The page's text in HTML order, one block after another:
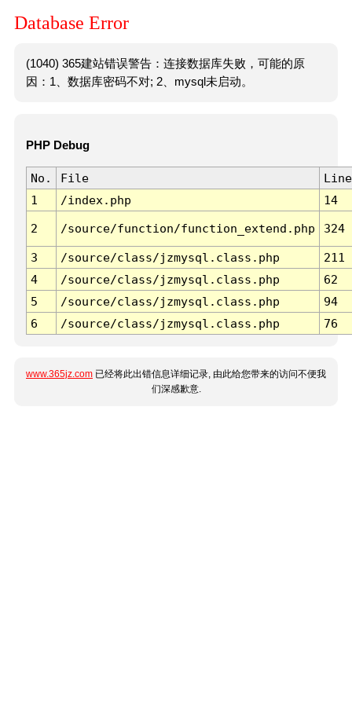
Database Error
(1040) 365建站错误警告：连接数据库失败，可能的原
因：1、数据库密码不对; 2、mysql未启动。
PHP Debug
No. File
Line
1
/index.php 14
2 /source/function/function_extend.php 324
3 /source/class/jzmysql.class.php
211
4
/source/class/jzmysql.class.php
62
5
/source/class/jzmysql.class.php
94
6
/source/class/jzmysql.class.php 76
www.365jz.com 已经将此出错信息详细记录, 由此给您带来的访问不便我
们深感歉意.